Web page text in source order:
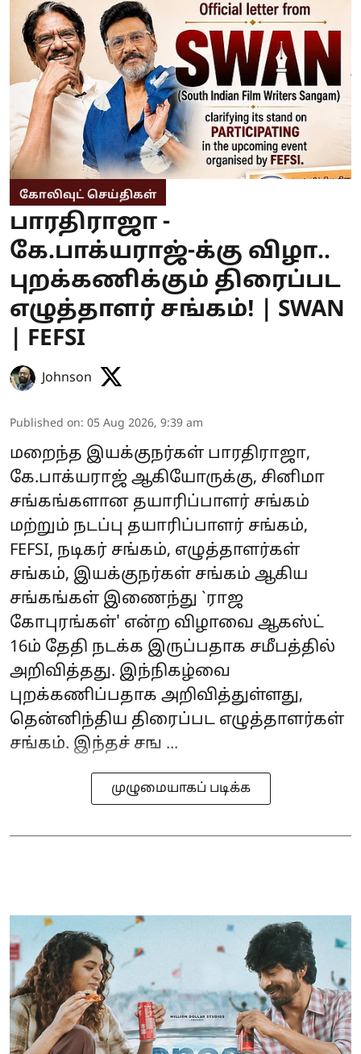
கோலிவுட் செய்திகள்
பாரதிராஜா -
கே.பாக்யராஜ்-க்கு விழா..
புறக்கணிக்கும் திரைப்பட
எழுத்தாளர் சங்கம்! | SWAN
| FEFSI
Johnson
Published on: 05 Aug 2026, 9:39 am
மறைந்த இயக்குநர்கள் பாரதிராஜா,
கே.பாக்யராஜ் ஆகியோருக்கு, சினிமா
சங்கங்களான தயாரிப்பாளர் சங்கம்
மற்றும் நடப்பு தயாரிப்பாளர் சங்கம்,
FEFSI, நடிகர் சங்கம், எழுத்தாளர்கள்
சங்கம், இயக்குநர்கள் சங்கம் ஆகிய
சங்கங்கள் இணைந்து `ராஜ
கோபுரங்கள்' என்ற விழாவை ஆகஸ்ட்
16ம் தேதி நடக்க இருப்பதாக சமீபத்தில்
அறிவித்தது. இந்நிகழ்வை
புறக்கணிப்பதாக அறிவித்துள்ளது,
தென்னிந்திய திரைப்பட எழுத்தாளர்கள்
சங்கம். இந்தச் சங ...
முழுமையாகப் படிக்க